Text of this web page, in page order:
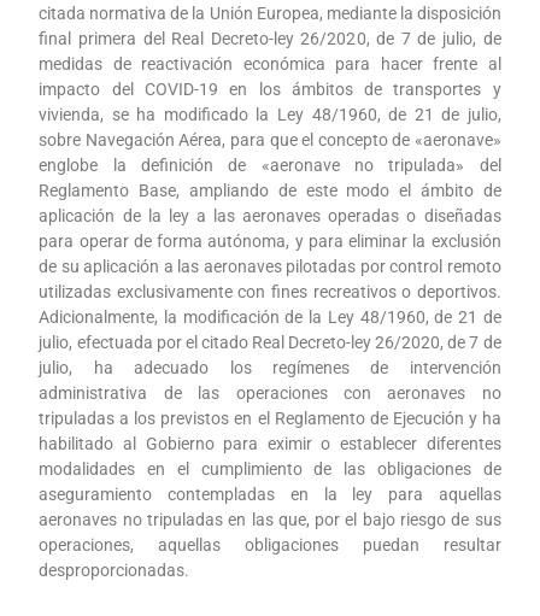
citada normativa de la Unión Europea, mediante la disposición
final primera del Real Decreto-ley 26/2020, de 7 de julio, de
medidas de reactivación económica para hacer frente al
impacto del COVID-19 en los ámbitos de transportes y
vivienda, se ha modificado la Ley 48/1960, de 21 de julio,
sobre Navegación Aérea, para que el concepto de «aeronave»
englobe la definición de «aeronave no tripulada» del
Reglamento Base, ampliando de este modo el ámbito de
aplicación de la ley a las aeronaves operadas o diseñadas
para operar de forma autónoma, y para eliminar la exclusión
de su aplicación a las aeronaves pilotadas por control remoto
utilizadas exclusivamente con fines recreativos o deportivos.
Adicionalmente, la modificación de la Ley 48/1960, de 21 de
julio, efectuada por el citado Real Decreto-ley 26/2020, de 7 de
julio, ha adecuado los regímenes de intervención
administrativa de las operaciones con aeronaves no
tripuladas a los previstos en el Reglamento de Ejecución y ha
habilitado al Gobierno para eximir o establecer diferentes
modalidades en el cumplimiento de las obligaciones de
aseguramiento contempladas en la ley para aquellas
aeronaves no tripuladas en las que, por el bajo riesgo de sus
operaciones, aquellas obligaciones puedan resultar
desproporcionadas.